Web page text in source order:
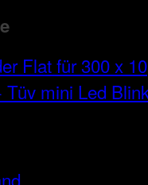
Tüv mini Led